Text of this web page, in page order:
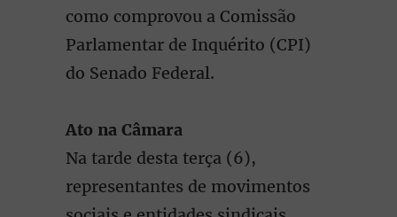
como comprovou a Comissão
Parlamentar de Inquérito (CPI)
do Senado Federal.
Ato na Câmara
Na tarde desta terça (6),
representantes de movimentos